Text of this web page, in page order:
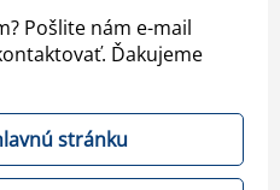
Pošlite nám e-mail
Ďakujeme
stránku